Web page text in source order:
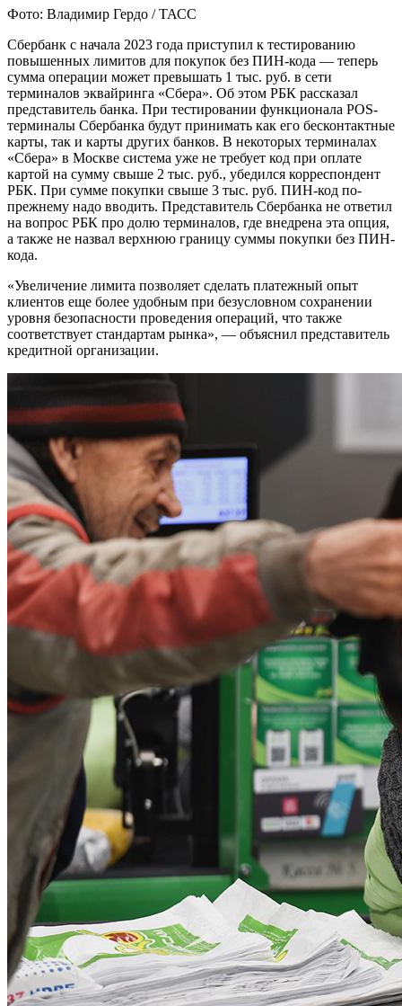
Фото: Владимир Гердо / ТАСС
Сбербанк с начала 2023 года приступил к тестированию
повышенных лимитов для покупок без ПИН-кода — теперь
сумма операции может превышать 1 тыс. руб. в сети
терминалов эквайринга «Сбера». Об этом РБК рассказал
представитель банка. При тестировании функционала POS-
терминалы Сбербанка будут принимать как его бесконтактные
карты, так и карты других банков. В некоторых терминалах
«Сбера» в Москве система уже не требует код при оплате
картой на сумму свыше 2 тыс. руб., убедился корреспондент
РБК. При сумме покупки свыше 3 тыс. руб. ПИН-код по-
прежнему надо вводить. Представитель Сбербанка не ответил
на вопрос РБК про долю терминалов, где внедрена эта опция,
а также не назвал верхнюю границу суммы покупки без ПИН-
кода.
«Увеличение лимита позволяет сделать платежный опыт
клиентов еще более удобным при безусловном сохранении
уровня безопасности проведения операций, что также
соответствует стандартам рынка», — объяснил представитель
кредитной организации.